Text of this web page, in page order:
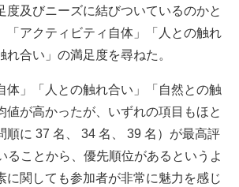
度及びニーズに結びついているのかと
「アクティビティ自体」「人との触れ
合い」の満足度を尋ねた。
体」「人との触れ合い」「自然との触
値が高かったが、いずれの項目もほと
順に 37 名、 34 名、 39 名）が最高評
ることから、優先順位があるというよ
に関しても参加者が非常に魅力を感じ